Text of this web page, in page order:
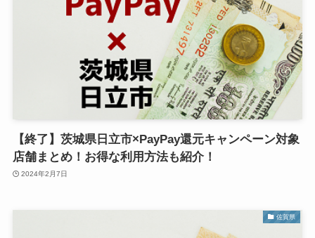
【終了】茨城県日立市×PayPay還元キャンペーン対象
店舗まとめ！お得な利用方法も紹介！
2024年2月7日
佐賀県